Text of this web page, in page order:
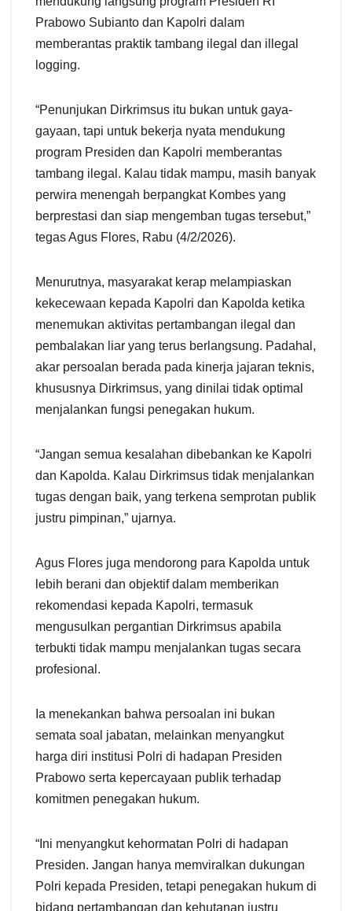
Prabowo Subianto dan Kapolri dalam
memberantas praktik tambang ilegal dan illegal
logging.
“Penunjukan Dirkrimsus itu bukan untuk gaya-
gayaan, tapi untuk bekerja nyata mendukung
program Presiden dan Kapolri memberantas
tambang ilegal. Kalau tidak mampu, masih banyak
perwira menengah berpangkat Kombes yang
berprestasi dan siap mengemban tugas tersebut,”
tegas Agus Flores, Rabu (4/2/2026).
Menurutnya, masyarakat kerap melampiaskan
kekecewaan kepada Kapolri dan Kapolda ketika
menemukan aktivitas pertambangan ilegal dan
pembalakan liar yang terus berlangsung. Padahal,
akar persoalan berada pada kinerja jajaran teknis,
khususnya Dirkrimsus, yang dinilai tidak optimal
menjalankan fungsi penegakan hukum.
“Jangan semua kesalahan dibebankan ke Kapolri
dan Kapolda. Kalau Dirkrimsus tidak menjalankan
tugas dengan baik, yang terkena semprotan publik
justru pimpinan,” ujarnya.
Agus Flores juga mendorong para Kapolda untuk
lebih berani dan objektif dalam memberikan
rekomendasi kepada Kapolri, termasuk
mengusulkan pergantian Dirkrimsus apabila
terbukti tidak mampu menjalankan tugas secara
profesional.
Ia menekankan bahwa persoalan ini bukan
semata soal jabatan, melainkan menyangkut
harga diri institusi Polri di hadapan Presiden
Prabowo serta kepercayaan publik terhadap
komitmen penegakan hukum.
“Ini menyangkut kehormatan Polri di hadapan
Presiden. Jangan hanya memviralkan dukungan
Polri kepada Presiden, tetapi penegakan hukum di
bidang pertambangan dan kehutanan justru